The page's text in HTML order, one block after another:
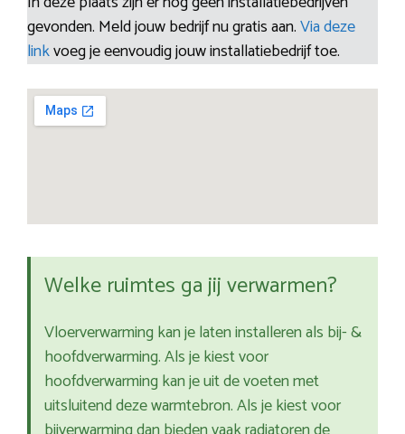
gevonden. Meld jouw bedrijf nu gratis aan.Via deze
linkvoeg je eenvoudig jouw installatiebedrijf toe.
Welke ruimtes ga jij verwarmen?
Vloerverwarming kan je laten installeren als bij- &
hoofdverwarming. Als je kiest voor
hoofdverwarming kan je uit de voeten met
uitsluitend deze warmtebron. Als je kiest voor